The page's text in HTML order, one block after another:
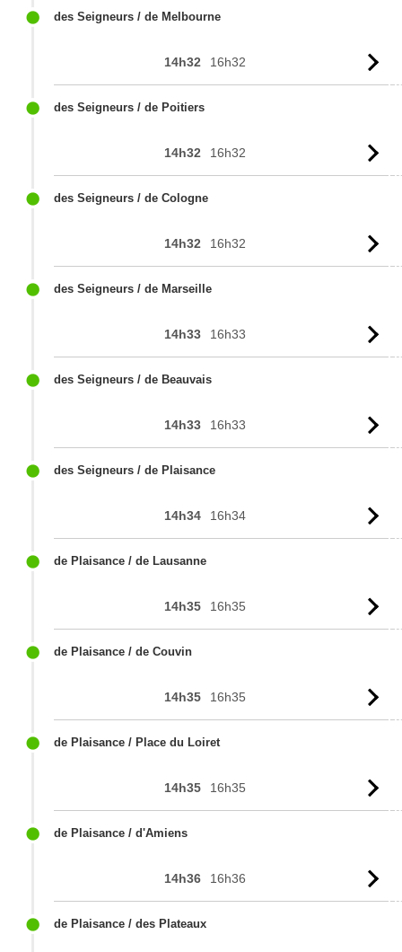
des Seigneurs / de Melbourne
14h32 16h32
des Seigneurs / de Poitiers
14h32 16h32
des Seigneurs / de Cologne
14h32 16h32
des Seigneurs / de Marseille
14h33 16h33
des Seigneurs / de Beauvais
14h33 16h33
des Seigneurs / de Plaisance
14h34 16h34
de Plaisance / de Lausanne
14h35 16h35
de Plaisance / de Couvin
14h35 16h35
de Plaisance / Place du Loiret
14h35 16h35
de Plaisance / d'Amiens
14h36 16h36
de Plaisance / des Plateaux